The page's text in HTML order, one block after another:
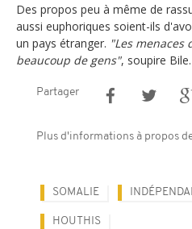
Des propos peu à même de
aussi euphoriques soient-ils
un pays étranger. "Les menaces
beaucoup de gens", soupire Bile.
Partager
Plus d'informations à propos
SOMALIE
HOUTHIS